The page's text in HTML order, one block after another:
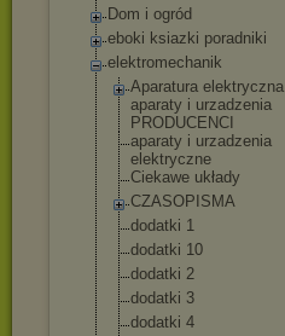
Dom i ogród
eboki ksiazki poradniki
elektromechanik
Aparatura elektryczna
aparaty i urzadzenia
PRODUCENCI
aparaty i urzadzenia
elektryczne
Ciekawe układy
CZASOPISMA
dodatki 1
dodatki 10
dodatki 2
dodatki 3
dodatki 4